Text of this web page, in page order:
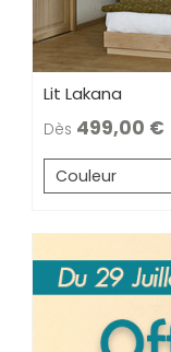
Lit Lakana
Dès 499,00
Couleur